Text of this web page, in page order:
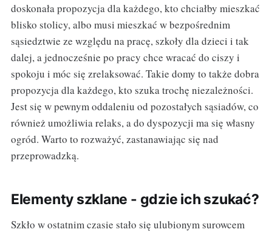
doskonała propozycja dla każdego, kto chciałby mieszkać
blisko stolicy, albo musi mieszkać w bezpośrednim
sąsiedztwie ze względu na pracę, szkoły dla dzieci i tak
dalej, a jednocześnie po pracy chce wracać do ciszy i
spokoju i móc się zrelaksować. Takie domy to także dobra
propozycja dla każdego, kto szuka trochę niezależności.
Jest się w pewnym oddaleniu od pozostałych sąsiadów, co
również umożliwia relaks, a do dyspozycji ma się własny
ogród. Warto to rozważyć, zastanawiając się nad
przeprowadzką.
Elementy szklane - gdzie ich szukać?
Szkło w ostatnim czasie stało się ulubionym surowcem